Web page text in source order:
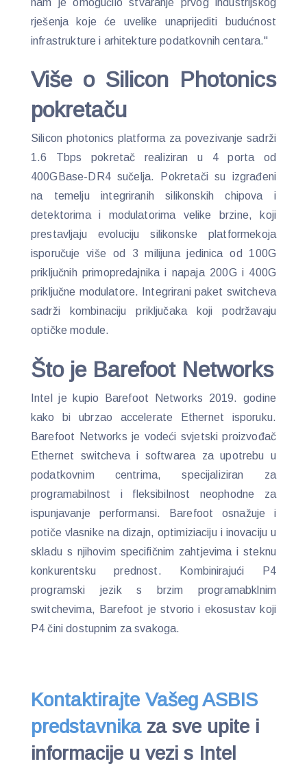
rješenja koje će uvelike unaprijediti budućnost
infrastrukture i arhitekture podatkovnih centara."
Više o Silicon Photonics
pokretaču
Silicon photonics platforma za povezivanje sadrži
1.6 Tbps pokretač realiziran u 4 porta od
400GBase-DR4 sučelja. Pokretači su izgrađeni
na temelju integriranih silikonskih chipova i
detektorima i modulatorima velike brzine, koji
prestavljaju evoluciju silikonske platformekoja
isporučuje više od 3 milijuna jedinica od 100G
priključnih primopredajnika i napaja 200G i 400G
priključne modulatore. Integrirani paket switcheva
sadrži kombinaciju priključaka koji podržavaju
optičke module.
Što je Barefoot Networks
Intel je kupio Barefoot Networks 2019. godine
kako bi ubrzao accelerate Ethernet isporuku.
Barefoot Networks je vodeći svjetski proizvođač
Ethernet switcheva i softwarea za upotrebu u
podatkovnim centrima, specijaliziran za
programabilnost i fleksibilnost neophodne za
ispunjavanje performansi. Barefoot osnažuje i
potiče vlasnike na dizajn, optimiziaciju i inovaciju u
skladu s njihovim specifičnim zahtjevima i steknu
konkurentsku prednost. Kombinirajući P4
programski jezik s brzim programabklnim
switchevima, Barefoot je stvorio i ekosustav koji
P4 čini dostupnim za svakoga.
Kontaktirajte Vašeg ASBIS
predstavnikaza sve upite i
informacije u vezi s Intel